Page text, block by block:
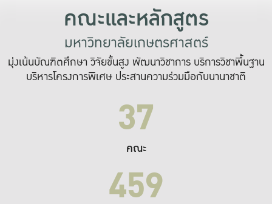
คณะและหลักสูตร
มหาวิทยาลัยเกษตรศาสตร์
มุ่งเน้นบัณฑิตศึกษา วิจัยขั้นสูง พัฒนาวิชาการ บริการวิชาพื้นฐาน
บริหารโครงการพิเศษ ประสานความร่วมมือกับนานาชาติ
37
คณะ
459